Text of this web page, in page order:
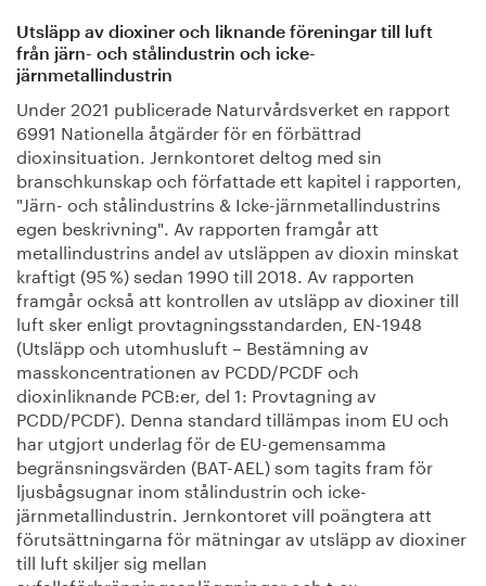
Utsläpp av dioxiner och liknande föreningar till luft
från järn- och stålindustrin och icke-
järnmetallindustrin
Under 2021 publicerade Naturvårdsverket en rapport
6991 Nationella åtgärder för en förbättrad
dioxinsituation. Jernkontoret deltog med sin
branschkunskap och författade ett kapitel i rapporten,
"Järn- och stålindustrins & Icke-järnmetallindustrins
egen beskrivning". Av rapporten framgår att
metallindustrins andel av utsläppen av dioxin minskat
kraftigt (95 %) sedan 1990 till 2018. Av rapporten
framgår också att kontrollen av utsläpp av dioxiner till
luft sker enligt provtagningsstandarden, EN-1948
(Utsläpp och utomhusluft – Bestämning av
masskoncentrationen av PCDD/PCDF och
dioxinliknande PCB:er, del 1: Provtagning av
PCDD/PCDF). Denna standard tillämpas inom EU och
har utgjort underlag för de EU-gemensamma
begränsningsvärden (BAT-AEL) som tagits fram för
ljusbågsugnar inom stålindustrin och icke-
järnmetallindustrin. Jernkontoret vill poängtera att
förutsättningarna för mätningar av utsläpp av dioxiner
till luft skiljer sig mellan